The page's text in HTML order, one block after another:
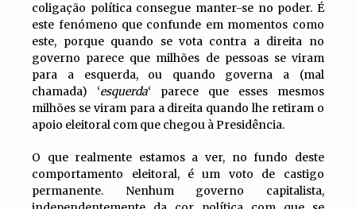
coligação política consegue manter-se no poder. É
este fenómeno que confunde em momentos como
este, porque quando se vota contra a direita no
governo parece que milhões de pessoas se viram
para a esquerda, ou quando governa a (mal
chamada) ‘esquerda‘ parece que esses mesmos
milhões se viram para a direita quando lhe retiram o
apoio eleitoral com que chegou à Presidência.
O que realmente estamos a ver, no fundo deste
comportamento eleitoral, é um voto de castigo
permanente. Nenhum governo capitalista,